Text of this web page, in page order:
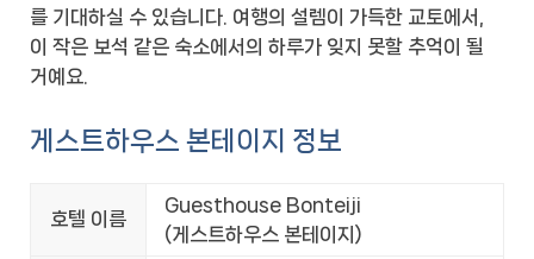
를 기대하실 수 있습니다. 여행의 설렘이 가득한 교토에서,
이 작은 보석 같은 숙소에서의 하루가 잊지 못할 추억이 될
거예요.
게스트하우스 본테이지 정보
호텔 이름
Guesthouse Bonteiji
(게스트하우스 본테이지)